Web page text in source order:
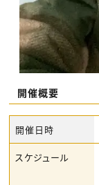
開催概要
開催日時
スケジュール